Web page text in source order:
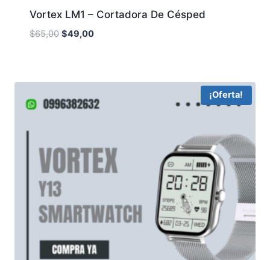
Vortex LM1 – Cortadora De Césped
$65,00 El
$49,00El
¡Oferta!